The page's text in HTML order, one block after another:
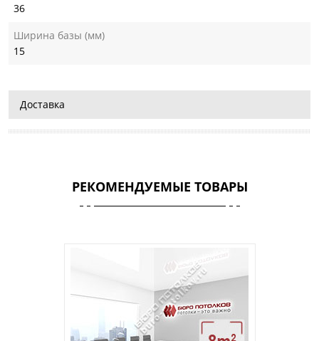
36
Ширина базы (мм)
15
Доставка
РЕКОМЕНДУЕМЫЕ ТОВАРЫ